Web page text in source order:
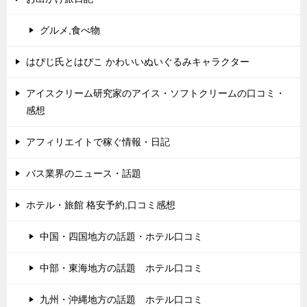
グルメ,食べ物
はぴじ氏とはぴこ かわいいぬいぐるみキャラクター
アイスクリーム研究家のアイス・ソフトクリームの口コミ・
感想
アフィリエイトで稼ぐ情報・日記
バス業界のニュース・話題
ホテル・旅館 格安予約,口コミ感想
中国・四国地方の話題・ホテル口コミ
中部・東海地方の話題 ホテル口コミ
九州・沖縄地方の話題 ホテル口コミ